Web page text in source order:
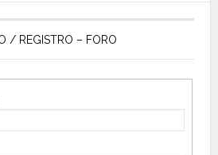
/ REGISTRO – FORO